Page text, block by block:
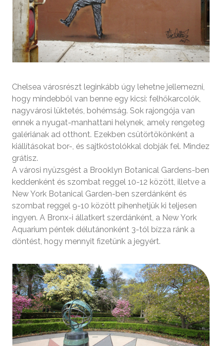
Chelsea városrészt leginkább úgy lehetne jellemezni,
hogy mindebből van benne egy kicsi: felhőkarcolók,
nagyvárosi lüktetés, bohémság. Sok rajongója van
ennek a nyugat-manhattani helynek, amely rengeteg
galériának ad otthont. Ezekben csütörtökönként a
kiállításokat bor-, és sajtkóstolókkal dobják fel. Mindez
grátisz.
A városi nyüzsgést a Brooklyn Botanical Gardens-ben
keddenként és szombat reggel 10-12 között, illetve a
New York Botanical Garden-ben szerdánként és
szombat reggel 9-10 között pihenhetjük ki teljesen
ingyen. A Bronx-i állatkert szerdánként, a New York
Aquarium péntek délutánonként 3-tól bízza ránk a
döntést, hogy mennyit fizetünk a jegyért.